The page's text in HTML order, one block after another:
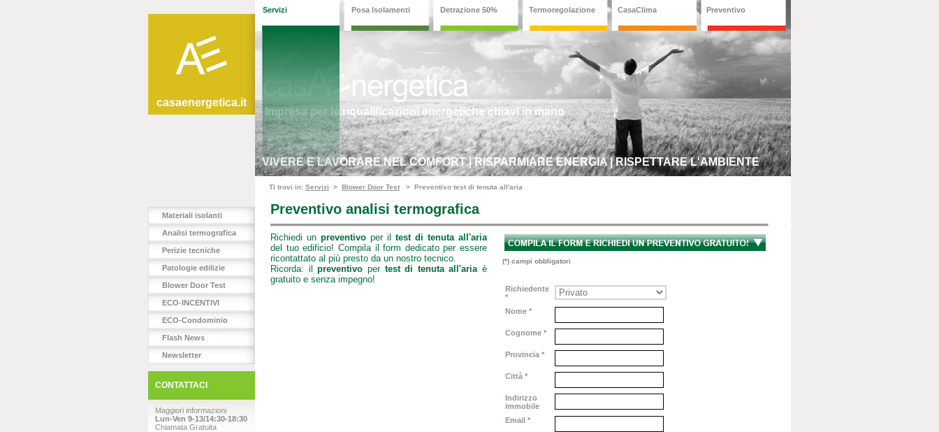
casaenergetica.it
Materiali isolanti
Analisi termografica
Perizie tecniche
Patologie edilizie
Blower Door Test
ECO-INCENTIVI
ECO-Condominio
Flash News
Newsletter
CONTATTACI
Maggiori informazioni
Lun-Ven 9-13/14:30-18:30
Chiamata Gratuita
Servizi Posa Isolamenti Detrazione 50% Termoregolazione CasaClima Preventivo
Impresa per le riqualificazioni energetiche chiavi in mano
VIVERE E LAVORARE NEL COMFORT | RISPARMIARE ENERGIA | RISPETTARE L'AMBIENTE
Ti trovi in: Servizi > Blower Door Test > Preventivo test di tenuta all'aria
Preventivo analisi termografica
Richiedi un preventivo per il test di tenuta all'aria
del tuo edificio! Compila il form dedicato per essere
ricontattato al più presto da un nostro tecnico.
Ricorda: ilpreventivo per test di tenuta all'ariaè
gratuito e senza impegno!
(*) campi obbligatori
Richiedente
*
Nome *
Cognome *
Provincia *
Città *
Indirizzo
immobile
Email *